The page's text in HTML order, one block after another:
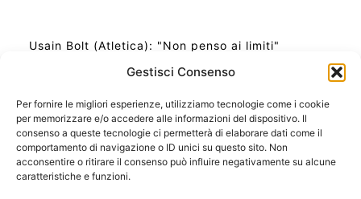
Gestisci Consenso
Per fornire le migliori esperienze, utilizziamo tecnologie come i cookie
per memorizzare e/o accedere alle informazioni del dispositivo. Il
consenso a queste tecnologie ci permetterà di elaborare dati come il
comportamento di navigazione o ID unici su questo sito. Non
acconsentire o ritirare il consenso può influire negativamente su alcune
caratteristiche e funzioni.
Usain Bolt (Atletica): "Non penso ai limiti"
Ora Esatta in Italia in questo momento
Ti Senti Strano Ultimamente? Potrebbe Essere per
la Risonanza di Schumann
Come Sapere Se Stai Ascendendo alla Quinta